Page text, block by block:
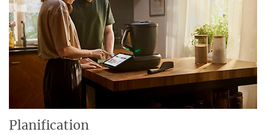
Planification